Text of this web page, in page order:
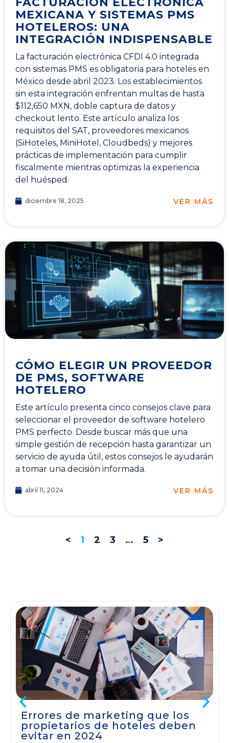
MEXICANA Y SISTEMAS PMS
HOTELEROS: UNA
INTEGRACIÓN INDISPENSABLE
La facturación electrónica CFDI 4.0 integrada
con sistemas PMS es obligatoria para hoteles en
México desde abril 2023. Los establecimientos
sin esta integración enfrentan multas de hasta
$112,650 MXN, doble captura de datos y
checkout lento. Este artículo analiza los
requisitos del SAT, proveedores mexicanos
(SiHoteles, MiniHotel, Cloudbeds) y mejores
prácticas de implementación para cumplir
fiscalmente mientras optimizas la experiencia
del huésped.
diciembre 18, 2025 VER MÁS
CÓMO ELEGIR UN PROVEEDOR
DE PMS, SOFTWARE
HOTELERO
Este artículo presenta cinco consejos clave para
seleccionar el proveedor de software hotelero
PMS perfecto. Desde buscar más que una
simple gestión de recepción hasta garantizar un
servicio de ayuda útil, estos consejos le ayudarán
a tomar una decisión informada.
abril 11, 2024 VER MÁS
< 1 2 3 … 5 >
Errores de marketing que los
propietarios de hoteles deben
evitar en 2024